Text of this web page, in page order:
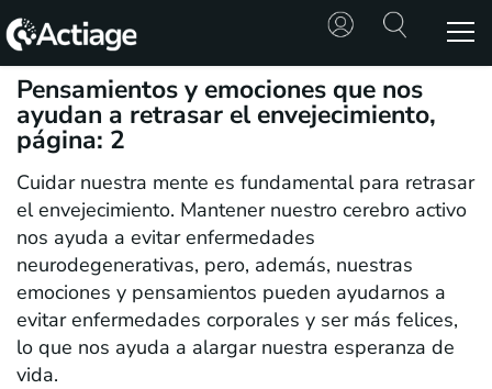
SHOP
TRATAMIENTOS
CONSULTA
CONOCE
ACTIAGE
RECURSOS
Pensamientos y emociones que nos
ayudan a retrasar el envejecimiento,
página: 2
Cuidar nuestra mente es fundamental para retrasar
el envejecimiento. Mantener nuestro cerebro activo
nos ayuda a evitar enfermedades
neurodegenerativas, pero, además, nuestras
emociones y pensamientos pueden ayudarnos a
evitar enfermedades corporales y ser más felices,
lo que nos ayuda a alargar nuestra esperanza de
vida.